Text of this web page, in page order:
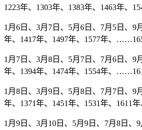
1223年、1303年、1383年、1463年、
1月6日、3月7日、5月6日、7月5日、9
年、1417年、1497年、1577年、
1月7日、3月8日、5月7日、7月6日、9
年、1394年、1474年、1554年、
1月8日、3月9日、5月8日、7月7日、9
年、1371年、1451年、1531年、1611
1月9日、3月10日、5月9日、7月8日、